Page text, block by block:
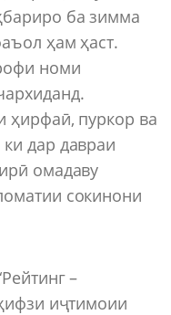
ба зимма
ҳам ҳаст.
номи
ҳирфаӣ, пуркор ва
дар давраи
омадаву
сокинони
–
иҷтимоии